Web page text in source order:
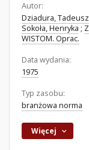
Autor:
Dziadura, Tadeusz
Sokoła, Henryka ;
WISTOM. Oprac.
Data wydania:
1975
Typ zasobu:
branżowa norma
Więcej